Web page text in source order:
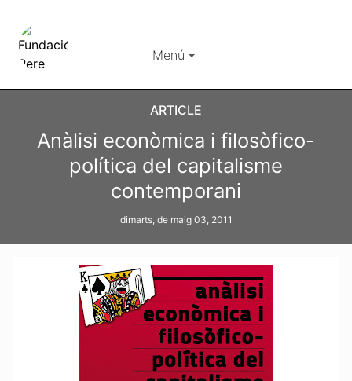
Menú
ARTICLE
Anàlisi econòmica i filosòfico-
política del capitalisme
contemporani
dimarts, de maig 03, 2011